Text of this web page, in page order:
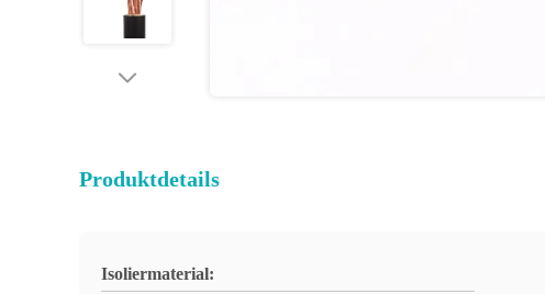
Produktdetails
Isoliermaterial: